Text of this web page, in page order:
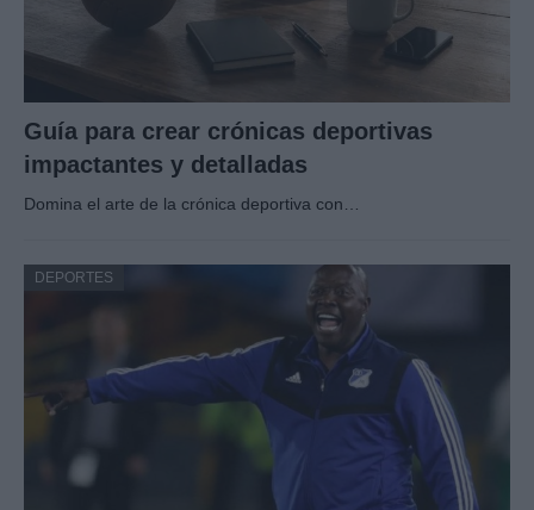
Guía para crear crónicas deportivas
impactantes y detalladas
Domina el arte de la crónica deportiva con…
DEPORTES